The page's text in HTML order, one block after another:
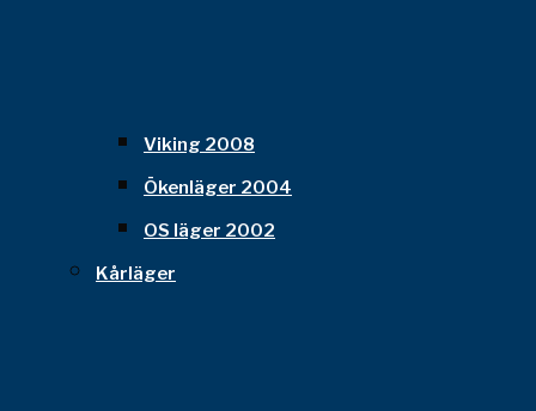
Viking 2008
Ökenläger 2004
OS läger 2002
Kårläger